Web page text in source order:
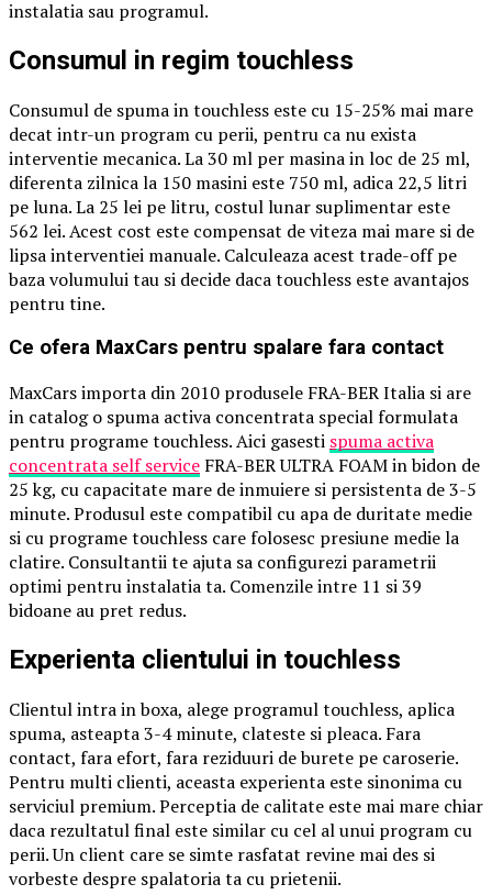
instalatia sau programul.
Consumul in regim touchless
Consumul de spuma in touchless este cu 15-25% mai mare
decat intr-un program cu perii, pentru ca nu exista
interventie mecanica. La 30 ml per masina in loc de 25 ml,
diferenta zilnica la 150 masini este 750 ml, adica 22,5 litri
pe luna. La 25 lei pe litru, costul lunar suplimentar este
562 lei. Acest cost este compensat de viteza mai mare si de
lipsa interventiei manuale. Calculeaza acest trade-off pe
baza volumului tau si decide daca touchless este avantajos
pentru tine.
Ce ofera MaxCars pentru spalare fara contact
MaxCars importa din 2010 produsele FRA-BER Italia si are
in catalog o spuma activa concentrata special formulata
pentru programe touchless. Aici gasesti spuma activa
concentrata self service FRA-BER ULTRA FOAM in bidon de
25 kg, cu capacitate mare de inmuiere si persistenta de 3-5
minute. Produsul este compatibil cu apa de duritate medie
si cu programe touchless care folosesc presiune medie la
clatire. Consultantii te ajuta sa configurezi parametrii
optimi pentru instalatia ta. Comenzile intre 11 si 39
bidoane au pret redus.
Experienta clientului in touchless
Clientul intra in boxa, alege programul touchless, aplica
spuma, asteapta 3-4 minute, clateste si pleaca. Fara
contact, fara efort, fara reziduuri de burete pe caroserie.
Pentru multi clienti, aceasta experienta este sinonima cu
serviciul premium. Perceptia de calitate este mai mare chiar
daca rezultatul final este similar cu cel al unui program cu
perii. Un client care se simte rasfatat revine mai des si
vorbeste despre spalatoria ta cu prietenii.